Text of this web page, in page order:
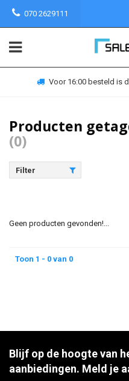
070 2629111
Voor 16:00 besteld is
Producten
(0)
Filter
Geen producten gevonden!...
Toon 1 - 0 van 0
Blijf op de hoogte van
aanbiedingen. Meld je